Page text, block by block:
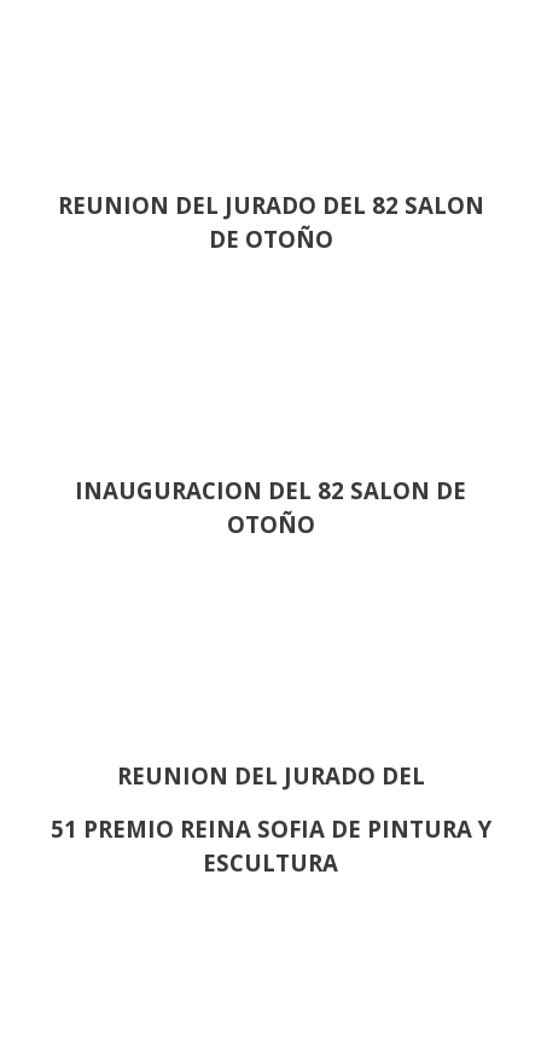
REUNION DEL JURADO DEL 82 SALON
DE OTOÑO
INAUGURACION DEL 82 SALON DE
OTOÑO
REUNION DEL JURADO DEL
51 PREMIO REINA SOFIA DE PINTURA Y
ESCULTURA